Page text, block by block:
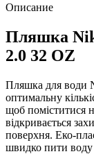
Описание
Пляшка
2.0 32 OZ
Пляшка для води
оптимальну
щоб поміститися
відкривається
поверхня. Еко-
швидко пити